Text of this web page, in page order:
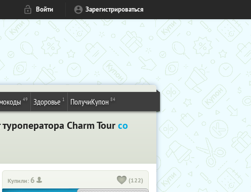
Войти Зарегистрироваться
49 Здоровье 1 ПолучиКупон 84
Charm Tourсо
Купили: 6 (122)